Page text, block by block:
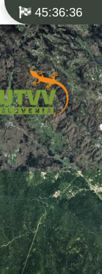
45:36:36